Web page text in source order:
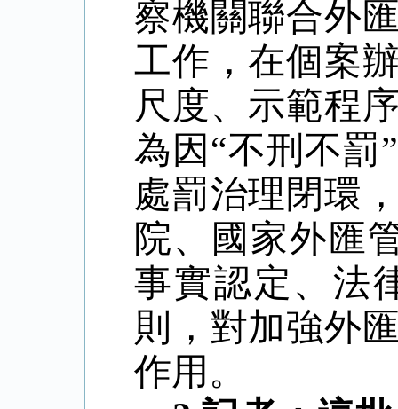
察機關聯合外
工作，在個案
尺度、示範程
為因“不刑不罰
處罰治理閉環
院、國家外匯
事實認定、法
則，對加強外
作用。